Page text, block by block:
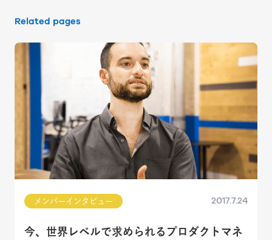
Related pages
メンバーインタビュー 2017.7.24
今、世界レベルで求められるプロダクトマネ